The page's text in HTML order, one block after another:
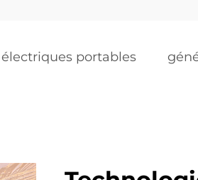
portables